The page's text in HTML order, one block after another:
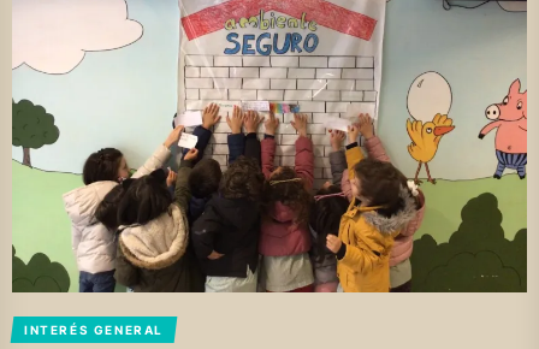
INTERÉS GENERAL